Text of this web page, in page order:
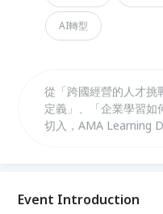
AI轉型
從「跨國經營的人才挑
定義」、「企業學習如
切入，AMA Learning
Event Introduction